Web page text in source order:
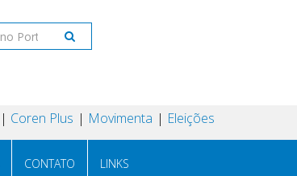
Coren Plus Movimenta Eleições
CONTATO LINKS